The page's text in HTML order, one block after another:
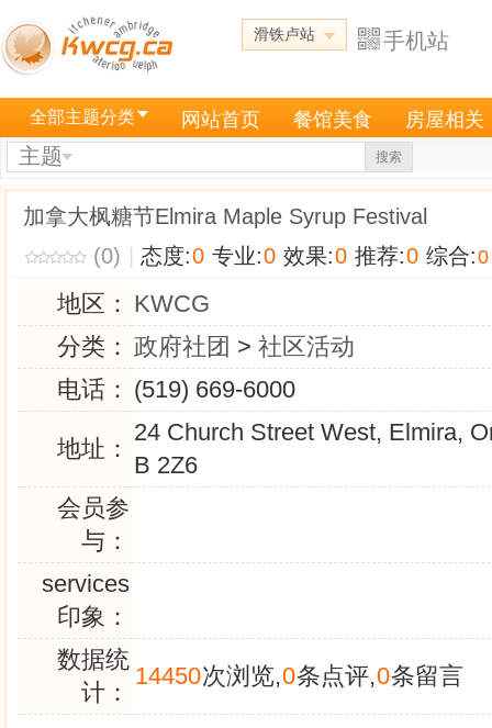
滑铁卢站 手机站
全部主题分类 网站首页 餐馆美食 房屋相关
主题 搜索
加拿大枫糖节Elmira Maple Syrup Festival
(0)
态度:0 专业:0 效果:0 推荐:0 综合:0
地区： KWCG
分类： 政府社团 > 社区活动
电话： (519) 669-6000
地址：
24 Church Street West, Elmira,
B 2Z6
会员参
与：
services
印象：
数据统
计：
14450次浏览,0条点评,0条留言